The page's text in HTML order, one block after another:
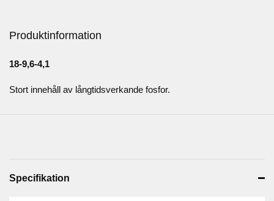
Produktinformation
18-9,6-4,1
Stort innehåll av långtidsverkande fosfor.
Specifikation